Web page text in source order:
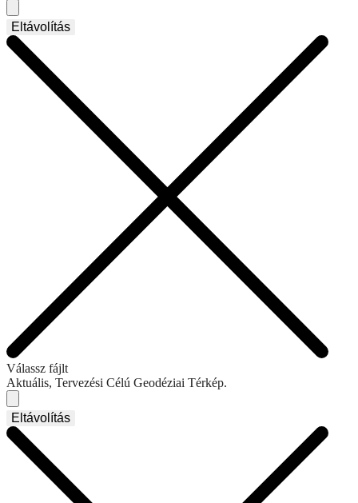
Eltávolítás
Válassz fájlt
Aktuális, Tervezési Célú Geodéziai Térkép.
Eltávolítás